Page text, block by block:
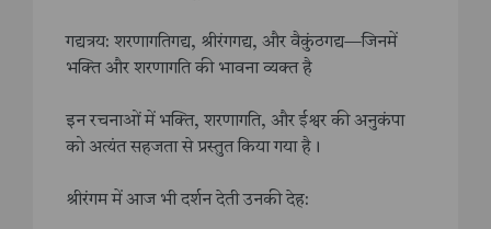
गद्यत्रय: शरणागतिगद्य, श्रीरंगगद्य, और वैकुंठगद्य—जिनमें
भक्ति और शरणागति की भावना व्यक्त है
इन रचनाओं में भक्ति, शरणागति, और ईश्वर की अनुकंपा
को अत्यंत सहजता से प्रस्तुत किया गया है।
श्रीरंगम में आज भी दर्शन देती उनकी देह: